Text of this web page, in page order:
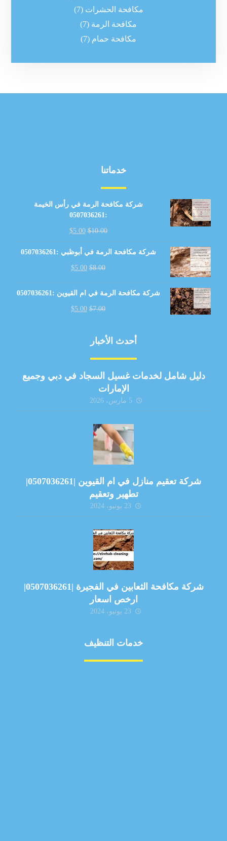
مكافحة الحشرات (7)
مكافحة الرمة (7)
مكافحة حمام (7)
خدماتنا
شركة مكافحة الرمة في رأس الخيمة
:0507036261
$10.00
$5.00
شركة مكافحة الرمة في أبوظبي :0507036261
$8.00
$5.00
شركة مكافحة الرمة في ام القيوين :0507036261
$7.00
$5.00
أحدث الأخبار
دليل شامل لخدمات غسيل السجاد في دبي وجميع
الإمارات
5 مارس، 2026
شركة تعقيم منازل في ام القيوين |0507036261|
تطهير وتعقيم
23 يونيو، 2024
شركة مكافحة الثعابين في الفجيرة |0507036261|
ارخص اسعار
23 يونيو، 2024
خدمات التنظيف